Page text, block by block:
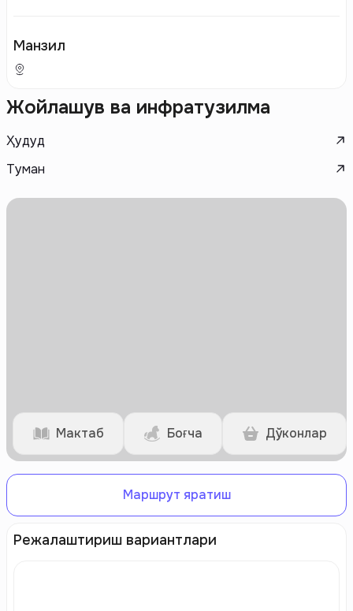
Манзил
Жойлашув ва инфратузилма
Ҳудуд
Туман
Мактаб Боғча Дўконлар
Маршрут яратиш
Режалаштириш вариантлари